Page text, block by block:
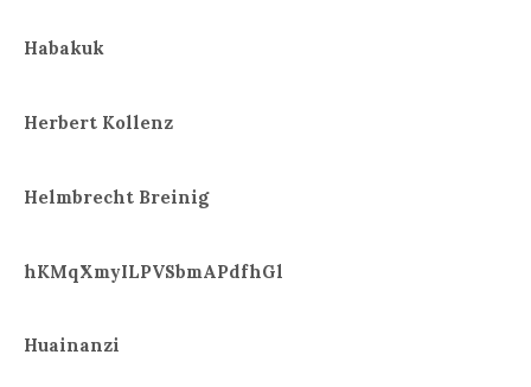
Habakuk
Herbert Kollenz
Helmbrecht Breinig
hKMqXmyILPVSbmAPdfhGl
Huainanzi